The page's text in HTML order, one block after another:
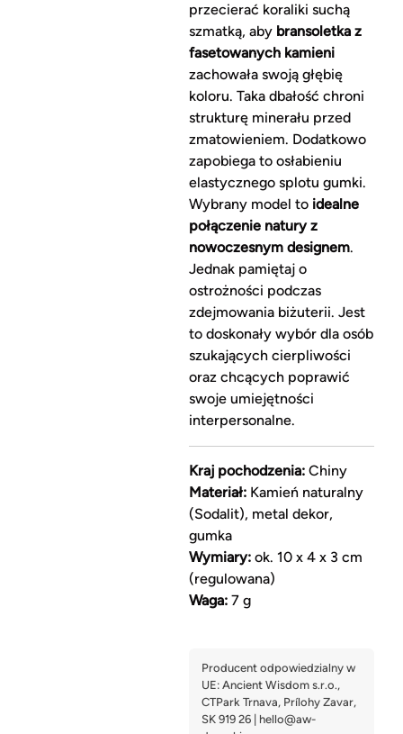
przecierać koraliki suchą
szmatką, aby bransoletka z
fasetowanych kamieni
zachowała swoją głębię
koloru. Taka dbałość chroni
strukturę minerału przed
zmatowieniem. Dodatkowo
zapobiega to osłabieniu
elastycznego splotu gumki.
Wybrany model to idealne
połączenie natury z
nowoczesnym designem.
Jednak pamiętaj o
ostrożności podczas
zdejmowania biżuterii. Jest
to doskonały wybór dla osób
szukających cierpliwości
oraz chcących poprawić
swoje umiejętności
interpersonalne.
Kraj pochodzenia:Chiny
Materiał:Kamień naturalny
(Sodalit), metal dekor,
gumka
Wymiary:ok. 10 x 4 x 3 cm
(regulowana)
Waga:7 g